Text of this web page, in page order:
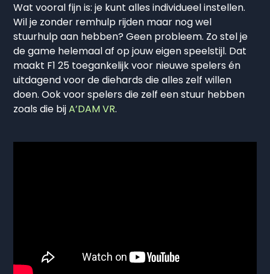
Wat vooral fijn is: je kunt alles individueel instellen.
Wil je zonder remhulp rijden maar nog wel
stuurhulp aan hebben? Geen probleem. Zo stel je
de game helemaal af op jouw eigen speelstijl. Dat
maakt F1 25 toegankelijk voor nieuwe spelers én
uitdagend voor de diehards die alles zelf willen
doen. Ook voor spelers die zelf een stuur hebben
zoals die bijA’DAM VR.